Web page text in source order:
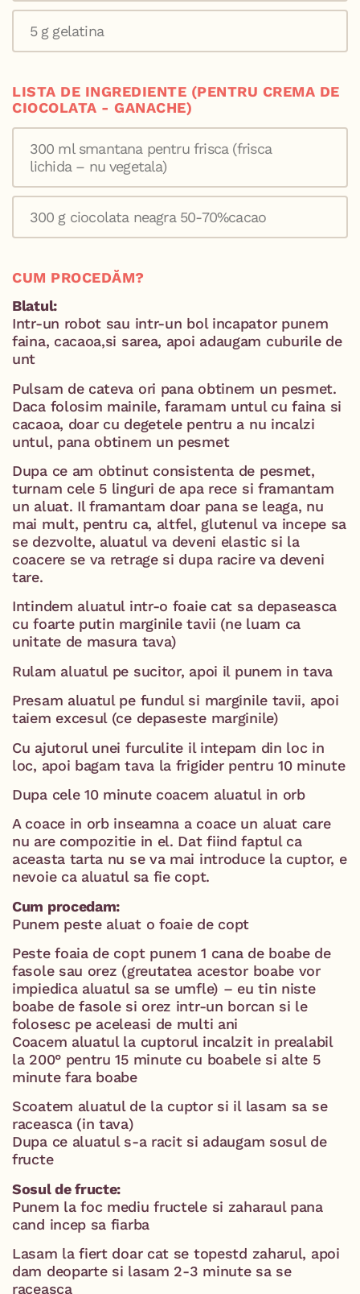
5 g gelatina
LISTA DE INGREDIENTE (PENTRU CREMA DE
CIOCOLATA - GANACHE)
300 ml smantana pentru frisca (frisca
lichida – nu vegetala)
300 g ciocolata neagra 50-70%cacao
CUM PROCEDĂM?
Blatul:
Intr-un robot sau intr-un bol incapator punem
faina, cacaoa,si sarea, apoi adaugam cuburile de
unt
Pulsam de cateva ori pana obtinem un pesmet.
Daca folosim mainile, faramam untul cu faina si
cacaoa, doar cu degetele pentru a nu incalzi
untul, pana obtinem un pesmet
Dupa ce am obtinut consistenta de pesmet,
turnam cele 5 linguri de apa rece si framantam
un aluat. Il framantam doar pana se leaga, nu
mai mult, pentru ca, altfel, glutenul va incepe sa
se dezvolte, aluatul va deveni elastic si la
coacere se va retrage si dupa racire va deveni
tare.
Intindem aluatul intr-o foaie cat sa depaseasca
cu foarte putin marginile tavii (ne luam ca
unitate de masura tava)
Rulam aluatul pe sucitor, apoi il punem in tava
Presam aluatul pe fundul si marginile tavii, apoi
taiem excesul (ce depaseste marginile)
Cu ajutorul unei furculite il intepam din loc in
loc, apoi bagam tava la frigider pentru 10 minute
Dupa cele 10 minute coacem aluatul in orb
A coace in orb inseamna a coace un aluat care
nu are compozitie in el. Dat fiind faptul ca
aceasta tarta nu se va mai introduce la cuptor, e
nevoie ca aluatul sa fie copt.
Cum procedam:
Punem peste aluat o foaie de copt
Peste foaia de copt punem 1 cana de boabe de
fasole sau orez (greutatea acestor boabe vor
impiedica aluatul sa se umfle) – eu tin niste
boabe de fasole si orez intr-un borcan si le
folosesc pe aceleasi de multi ani
Coacem aluatul la cuptorul incalzit in prealabil
la 200° pentru 15 minute cu boabele si alte 5
minute fara boabe
Scoatem aluatul de la cuptor si il lasam sa se
raceasca (in tava)
Dupa ce aluatul s-a racit si adaugam sosul de
fructe
Sosul de fructe:
Punem la foc mediu fructele si zaharaul pana
cand incep sa fiarba
Lasam la fiert doar cat se topestd zaharul, apoi
dam deoparte si lasam 2-3 minute sa se
raceasca